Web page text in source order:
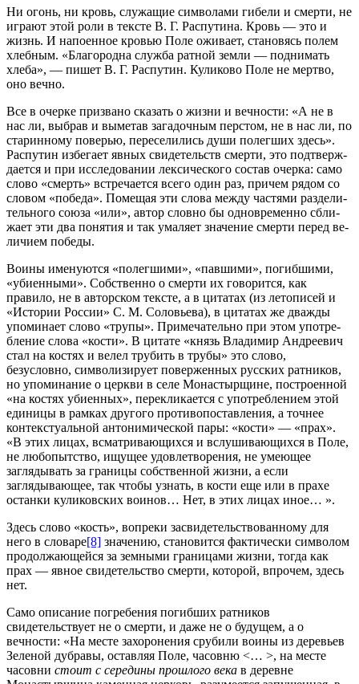
Ни огонь, ни кровь, служащие символами гибели и смерти, не
играют этой роли в тексте В. Г. Распутина. Кровь — это и
жизнь. И напоенное кровью Поле оживает, становясь полем
хлебным. «Благородна служба ратной земли — поднимать
хлеба», — пи­шет В. Г. Распутин. Куликово Поле не мертво,
оно вечно.
Все в очерке призвано сказать о жизни и вечности: «А не в
нас ли, выбрав и выметав загадочным перстом, не в нас ли, по
старинному поверью, переселились души полегших здесь».
Распутин избегает явных свидетельств смерти, это подтверж­
дается и при исследовании лексического состав очерка: само
слово «смерть» встречается всего один раз, причем рядом со
словом «победа». Помещая эти слова между частями раздели­
тельного союза «или», автор словно бы одновременно сбли­
жает эти два понятия и так умаляет значение смерти перед ве­
личием победы.
Воины именуются «полегшими», «павшими», погиб­шими,
«убиенными». Собственно о смерти их говорится, как
правило, не в авторском тексте, а в цитатах (из летописей и
«Истории России» С. М. Соловьева), в цитатах же дважды
упоминает слово «трупы». Примечательно при этом употре­
бление слова «кости». В цитате «князь Владимир Андреевич
стал на костях и велел трубить в трубы» это слово,
безусловно, символизирует поверженных русских ратников,
но упомина­ние о церкви в селе Монастырщине, построенной
«на костях убиенных», перекликается с употреблением этой
единицы в рамках другого противопоставления, а точнее
контексту­альной антонимической пары: «кости» — «прах».
«В этих лицах, всматривающихся и вслушивающихся в Поле,
не любо­пытство, ищущее удовлетворения, не умеющее
заглядывать за границы собственной жизни, а если
заглядывающее, так чтобы узнать, в кости еще или в прахе
останки куликовских воинов… Нет, в этих лицах иное… ».
Здесь слово «кость», вопреки засвидетельствованному для
него в словаре[8] значению, становится фактически символом
про­должающейся за земными границами жизни, тогда как
прах — явное свидетельство смерти, которой, впрочем, здесь
нет.
Само описание погребения погибших ратников
свидетельствует не о смерти, и даже не о будущем, а о
вечности: «На месте захоронения срубили воины из деревьев
Зеленой дубравы, оставляя Поле, часовню <… >, на месте
часовни стоит с середины прошлого века в деревне